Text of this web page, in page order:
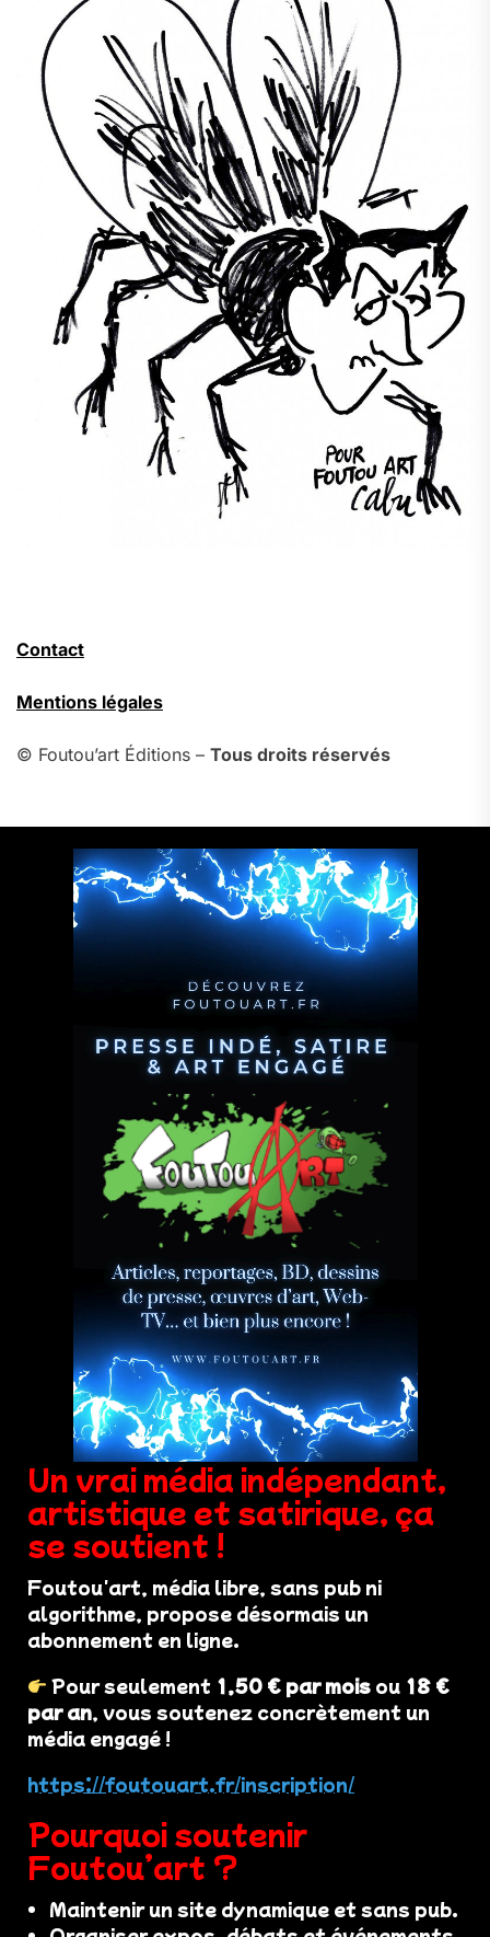
Contact
Mentions légales
© Foutou’art Éditions – Tous droits réservés
Un vrai média indépendant,
artistique et satirique, ça
se soutient !
Foutou'art, média libre, sans pub ni
algorithme, propose désormais un
abonnement en ligne.
Pour seulement 1,50 € par mois ou 18 €
par an, vous soutenez concrètement un
média engagé !
https://foutouart.fr/inscription/
Pourquoi soutenir
Foutou’art ?
Maintenir un site dynamique et sans pub.